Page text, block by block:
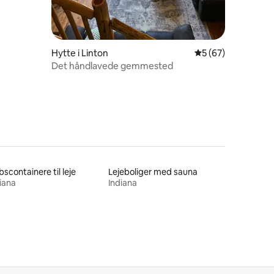
Hytte i Linton 5 ud af 5 i
5 (67)
Det håndlavede gemmested
til leje
Lejeboliger med sauna
Indiana